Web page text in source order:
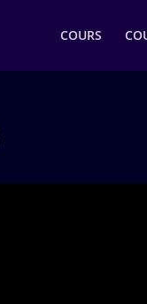
COURS